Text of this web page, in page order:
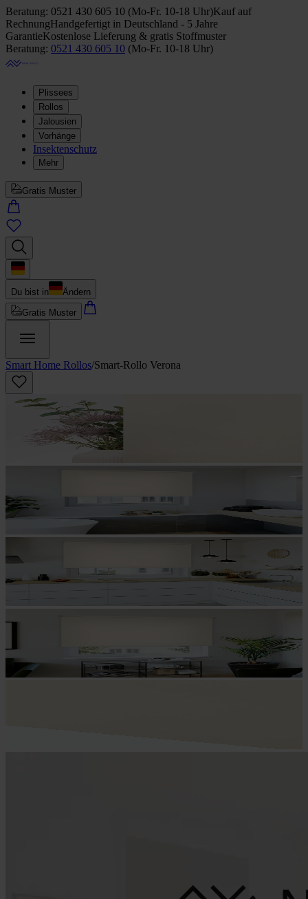
Beratung: 0521 430 605 10 (Mo-Fr. 10-18 Uhr)Kauf auf
RechnungHandgefertigt in Deutschland - 5 Jahre
GarantieKostenlose Lieferung & gratis Stoffmuster
Beratung: 0521 430 605 10 (Mo-Fr. 10-18 Uhr)
Plissees
Rollos
Jalousien
Vorhänge
Insektenschutz
Mehr
Gratis Muster
Du bist in
Ändern
Gratis Muster
Smart Home Rollos/Smart-Rollo Verona